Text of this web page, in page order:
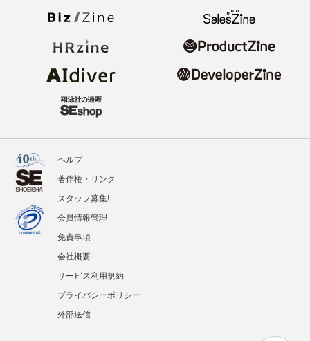
ヘルプ
著作権・リンク
スタッフ募集!
会員情報管理
免責事項
会社概要
サービス利用規約
プライバシーポリシー
外部送信